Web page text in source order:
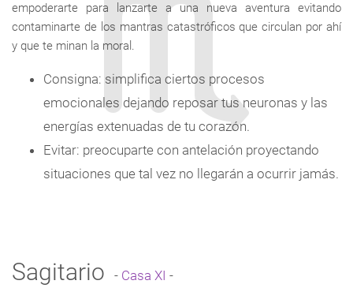
empoderarte para lanzarte a una nueva aventura evitando
contaminarte de los mantras catastróficos que circulan por ahí
y que te minan la moral.
Consigna: simplifica ciertos procesos
emocionales dejando reposar tus neuronas y las
energías extenuadas de tu corazón.
Evitar: preocuparte con antelación proyectando
situaciones que tal vez no llegarán a ocurrir jamás.
Sagitario - Casa XI -